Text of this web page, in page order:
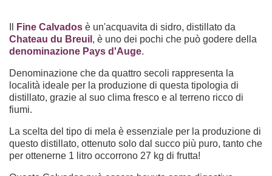
Fine Calvados è un'acquavita di sidro, distillato da
Chateau du Breuil , è uno dei pochi che può godere della
denominazione Pays d'Auge.
Denominazione che da quattro secoli rappresenta la
località ideale per la produzione di questa tipologia di
distillato, grazie al suo clima fresco e al terreno ricco di
fiumi.
La scelta del tipo di mela è essenziale per la produzione di
questo distillato, ottenuto solo dal succo più puro, tanto che
per ottenerne 1 litro occorrono 27 kg di frutta!